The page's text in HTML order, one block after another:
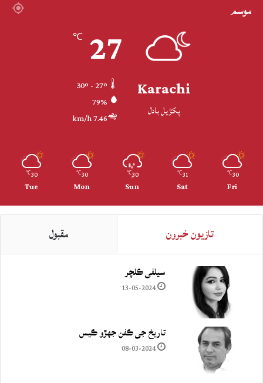
موسم
Karachi
پکڙيل بادل
27
℃
79%
7.46 km/h
30
℃
Fri
31
℃
Sat
30
℃
Sun
30
℃
Mon
30
℃
Tue
تازيون خبرون مقبول
سيلفي ڪلچر
13-05-2024
تاريخ جي ڪفن جھڙو ڪيس
08-03-2024